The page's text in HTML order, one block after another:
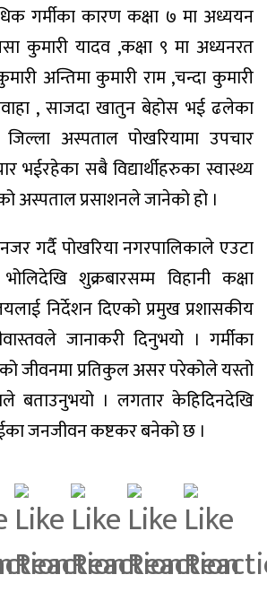
गर्मीका कारण कक्षा ७ मा अध्ययन
कुमारी यादव ,कक्षा ९ मा अध्यनरत
अन्तिमा कुमारी राम ,चन्दा कुमारी
, साजदा खातुन बेहोस भई ढलेका
अस्पताल पोखरियामा उपचार
भईरहेका सबै विद्यार्थीहरुका स्वास्थ्य
अस्पताल प्रसाशनले जानेको हो ।
गर्दै पोखरिया नगरपालिकाले एउटा
शुक्रबारसम्म विहानी कक्षा
निर्देशन दिएको प्रमुख प्रशासकीय
जानाकरी दिनुभयो । गर्मीका
जीवनमा प्रतिकुल असर परेकोले यस्तो
बताउनुभयो । लगतार केहिदिनदेखि
जनजीवन कष्टकर बनेको छ ।